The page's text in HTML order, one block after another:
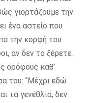
γιορτάζουμε την
ένα αστείο που
την κορφή του
αν δεν το ξέρετε.
ορόφους καθ’
του: “Μέχρι εδώ
τα γενέθλια, δεν